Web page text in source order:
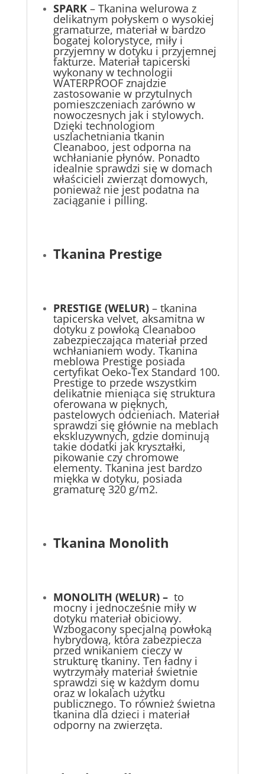
SPARK– Tkanina welurowa z
delikatnym połyskem o wysokiej
gramaturze, materiał w bardzo
bogatej kolorystyce, miły i
przyjemny w dotyku i przyjemnej
fakturze. Materiał tapicerski
wykonany w technologii
WATERPROOF znajdzie
zastosowanie w przytulnych
pomieszczeniach zarówno w
nowoczesnych jak i stylowych.
Dzięki technologiom
uszlachetniania tkanin
Cleanaboo, jest odporna na
wchłanianie płynów. Ponadto
idealnie sprawdzi się w domach
właścicieli zwierząt domowych,
ponieważ nie jest podatna na
zaciąganie i pilling.
Tkanina Prestige
PRESTIGE (WELUR)– tkanina
tapicerska velvet, aksamitna w
dotyku z powłoką Cleanaboo
zabezpieczająca materiał przed
wchłanianiem wody. Tkanina
meblowa Prestige posiada
certyfikat Oeko-Tex Standard 100.
Prestige to przede wszystkim
delikatnie mieniąca się struktura
oferowana w pięknych,
pastelowych odcieniach. Materiał
sprawdzi się głównie na meblach
ekskluzywnych, gdzie dominują
takie dodatki jak kryształki,
pikowanie czy chromowe
elementy. Tkanina jest bardzo
miękka w dotyku, posiada
gramaturę 320 g/m2.
Tkanina Monolith
MONOLITH (WELUR) – to
mocny i jednocześnie miły w
dotyku materiał obiciowy.
Wzbogacony specjalną powłoką
hybrydową, która zabezpiecza
przed wnikaniem cieczy w
strukturę tkaniny. Ten ładny i
wytrzymały materiał świetnie
sprawdzi się w każdym domu
oraz w lokalach użytku
publicznego. To również świetna
tkanina dla dzieci i materiał
odporny na zwierzęta.